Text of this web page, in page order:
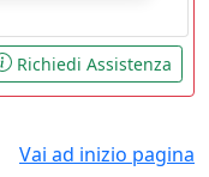
Vai ad inizio pagina
Richiedi Assistenza